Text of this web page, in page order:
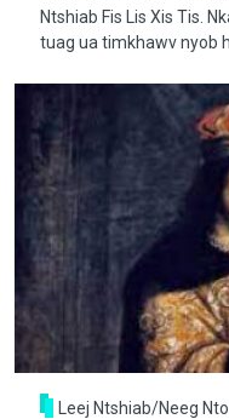
Ntshiab Fis Lis Xis Tis.
tuag ua timkhawv nyob
Leej Ntshiab/Neeg